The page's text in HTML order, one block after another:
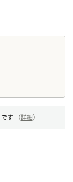
です （詳細）